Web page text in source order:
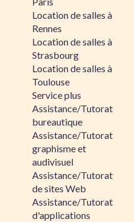
Location de salles à
Rennes
Location de salles à
Strasbourg
Location de salles à
Toulouse
Service plus
Assistance/Tutorat
bureautique
Assistance/Tutorat
graphisme et
audivisuel
Assistance/Tutorat
de sites Web
Assistance/Tutorat
d'applications